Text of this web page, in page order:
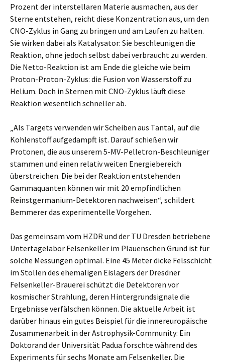
Prozent der interstellaren Materie ausmachen, aus der
Sterne entstehen, reicht diese Konzentration aus, um den
CNO-Zyklus in Gang zu bringen und am Laufen zu halten.
Sie wirken dabei als Katalysator: Sie beschleunigen die
Reaktion, ohne jedoch selbst dabei verbraucht zu werden.
Die Netto-Reaktion ist am Ende die gleiche wie beim
Proton-Proton-Zyklus: die Fusion von Wasserstoff zu
Helium. Doch in Sternen mit CNO-Zyklus läuft diese
Reaktion wesentlich schneller ab.
„Als Targets verwenden wir Scheiben aus Tantal, auf die
Kohlenstoff aufgedampft ist. Darauf schießen wir
Protonen, die aus unserem 5-MV-Pelletron-Beschleuniger
stammen und einen relativ weiten Energiebereich
überstreichen. Die bei der Reaktion entstehenden
Gammaquanten können wir mit 20 empfindlichen
Reinstgermanium-Detektoren nachweisen“, schildert
Bemmerer das experimentelle Vorgehen.
Das gemeinsam vom HZDR und der TU Dresden betriebene
Untertagelabor Felsenkeller im Plauenschen Grund ist für
solche Messungen optimal. Eine 45 Meter dicke Felsschicht
im Stollen des ehemaligen Eislagers der Dresdner
Felsenkeller-Brauerei schützt die Detektoren vor
kosmischer Strahlung, deren Hintergrundsignale die
Ergebnisse verfälschen können. Die aktuelle Arbeit ist
darüber hinaus ein gutes Beispiel für die innereuropäische
Zusammenarbeit in der Astrophysik-Community: Ein
Doktorand der Universität Padua forschte während des
Experiments für sechs Monate am Felsenkeller. Die